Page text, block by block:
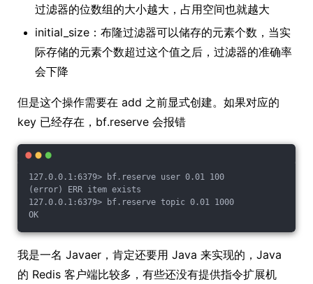
过滤器的位数组的大小越大，占用空间也就越大
initial_size：布隆过滤器可以储存的元素个数，当实
际存储的元素个数超过这个值之后，过滤器的准确率
会下降
但是这个操作需要在 add 之前显式创建。如果对应的
key 已经存在，bf.reserve 会报错
127.0.0.1:6379> bf.reserve user 0.01 100
(error) ERR item exists
127.0.0.1:6379> bf.reserve topic 0.01 1000
OK
我是一名 Javaer，肯定还要用 Java 来实现的，Java
的 Redis 客户端比较多，有些还没有提供指令扩展机